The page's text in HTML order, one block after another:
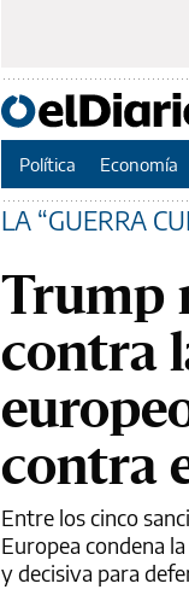
Política Economía
LA “GUERRA
Trump
contra
contra
Entre los cinco
Europea condena
y decisiva para